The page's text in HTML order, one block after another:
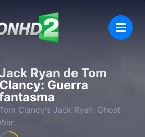
Ryan de Tom
Clancy: Guerra
Tom Clancy's Jack Ryan: Ghost